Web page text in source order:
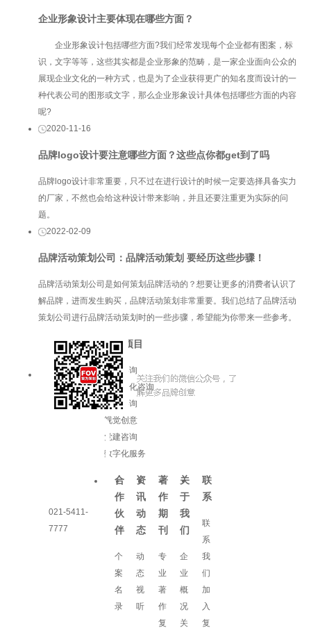
企业形象设计主要体现在哪些方面？
企业形象设计包括哪些方面?我们经常发现每个企业都有图案，标
识，文字等等，这些其实都是企业形象的范畴，是一家企业面向公众的
展现企业文化的一种方式，也是为了企业获得更广的知名度而设计的一
种代表公司的图形或文字，那么企业形象设计具体包括哪些方面的内容
呢?
2020-11-16
品牌logo设计要注意哪些方面？这些点你都get到了吗
品牌logo设计非常重要，只不过在进行设计的时候一定要选择具备实力
的厂家，不然也会给这种设计带来影响，并且还要注重更为实际的问
题。
2022-02-09
品牌活动策划公司：品牌活动策划 要经历这些步骤！
品牌活动策划公司是如何策划品牌活动的？想要让更多的消费者认识了
解品牌，进而发生购买，品牌活动策划非常重要。我们总结了品牌活动
策划公司进行品牌活动策划时的一些步骤，希望能为你带来一些参考。
021-5411-
7777
服务项目
品牌咨询
企业文化咨询
增长咨询
视觉创意
党建咨询
数字化服务
合
作
伙
伴
个
案
名
录
资
讯
动
态
动
态
视
听
著
作
期
刊
专
业
著
作
复
关
于
我
们
企
业
概
况
关
联
系
联
系
我
们
加
入
复